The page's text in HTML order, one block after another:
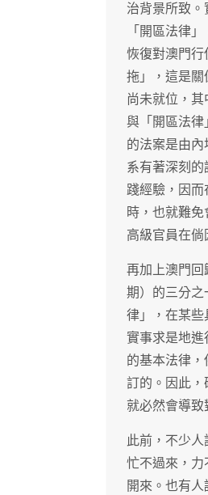
治背景所致
「開區法律
恢復對澳門
拖」，這是
尚未就位，
與「開區法律
的法案是由
系有著深刻
踐經驗，因
時，也就難
高級官員在
再加上澳門
期）的三分
律」，在某些
實事求是地
的基本法律
訂的。因此
就必然會導致
此前，不少
忙不過來，
開來。也有